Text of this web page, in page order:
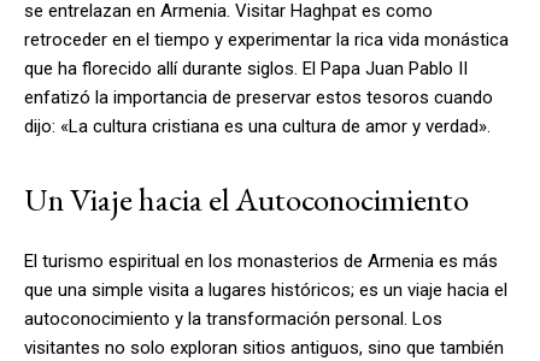
se entrelazan en Armenia. Visitar Haghpat es como
retroceder en el tiempo y experimentar la rica vida monástica
que ha florecido allí durante siglos. El Papa Juan Pablo II
enfatizó la importancia de preservar estos tesoros cuando
dijo: «La cultura cristiana es una cultura de amor y verdad».
Un Viaje hacia el Autoconocimiento
El turismo espiritual en los monasterios de Armenia es más
que una simple visita a lugares históricos; es un viaje hacia el
autoconocimiento y la transformación personal. Los
visitantes no solo exploran sitios antiguos, sino que también